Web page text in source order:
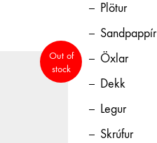
Out of
stock
Plötur
Sandpappír
Öxlar
Dekk
Legur
Skrúfur